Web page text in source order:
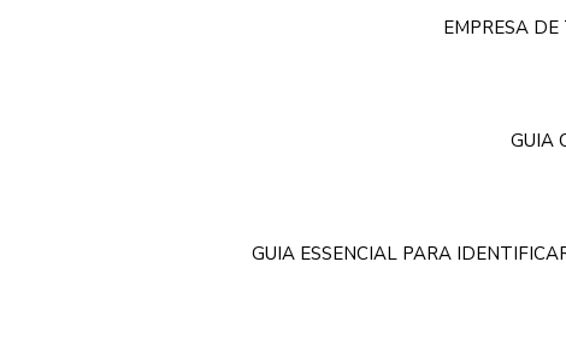
EMPRESA
GUIA
GUIA ESSENCIAL PARA